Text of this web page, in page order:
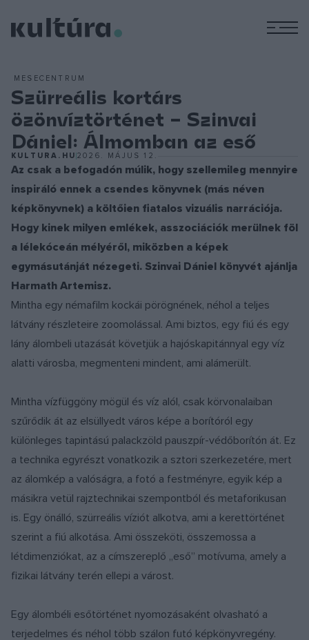
MESECENTRUM
Szürreális kortárs
özönvíztörténet – Szinvai
Dániel: Álmomban az eső
KULTURA.HU 2026. MÁJUS 12.
Az csak a befogadón múlik, hogy szellemileg mennyire
inspiráló ennek a csendes könyvnek (más néven
képkönyvnek) a költőien fiatalos vizuális narrációja.
Hogy kinek milyen emlékek, asszociációk merülnek föl
a lélekóceán mélyéről, miközben a képek
egymásutánját nézegeti. Szinvai Dániel könyvét ajánlja
Harmath Artemisz.
Mintha egy némafilm kockái pörögnének, néhol a teljes
látvány részleteire zoomolással. Ami biztos, egy fiú és egy
lány álombeli utazását követjük a hajóskapitánnyal egy víz
alatti városba, megmenteni mindent, ami alámerült.
Mintha vízfüggöny mögül és víz alól, csak körvonalaiban
szűrődik át az elsüllyedt város képe a borítóról egy
különleges tapintású palackzöld pauszpír-védőborítón át. Ez
a technika egyrészt vonatkozik a sztori szerkezetére, mert
az álomkép a valóságra, a fotó a festményre, egyik kép a
másikra vetül rajztechnikai szempontból és metaforikusan
is. Egy önálló, szürreális víziót alkotva, ami a kerettörténet
szerint a fiú alkotása. Ami összeköti, összemossa a
létdimenziókat, az a címszereplő „eső” motívuma, amely a
fizikai látvány terén ellepi a várost.
Egy álombéli esőtörténet nyomozásaként olvasható a
terjedelmes és néhol több szálon futó képkönyvregény.